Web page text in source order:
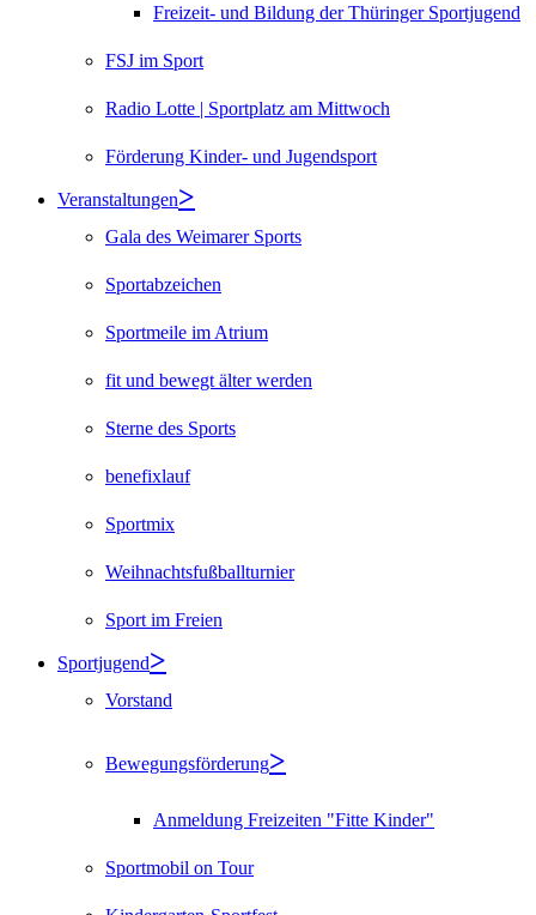
Freizeit- und Bildung der Thüringer Sportjugend
FSJ im Sport
Radio Lotte | Sportplatz am Mittwoch
Förderung Kinder- und Jugendsport
Veranstaltungen
Gala des Weimarer Sports
Sportabzeichen
Sportmeile im Atrium
fit und bewegt älter werden
Sterne des Sports
benefixlauf
Sportmix
Weihnachtsfußballturnier
Sport im Freien
Sportjugend
Vorstand
Bewegungsförderung
Anmeldung Freizeiten "Fitte Kinder"
Sportmobil on Tour